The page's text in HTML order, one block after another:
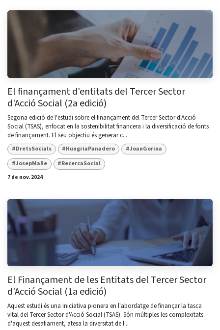
El finançament d'entitats del Tercer Sector
d'Acció Social (2a edició)
Segona edició de l'estudi sobre el finançament del Tercer Sector d'Acció
Social (TSAS), enfocat en la sostenibilitat financera i la diversificació de fonts
de finançament. El seu objectiu és generar c...
#DretsSocials #HungriaPanadero
#JoanGorina
#JosepMañe
#RecercaSocial
7 de nov. 2024
El Finançament de les Entitats del Tercer Sector
d'Acció Social (1a edició)
Aquest estudi és una iniciativa pionera en l'abordatge de finançar la tasca
vital del Tercer Sector d'Acció Social (TSAS). Són múltiples les complexitats
d'aquest desafiament, atesa la diversitat de l...